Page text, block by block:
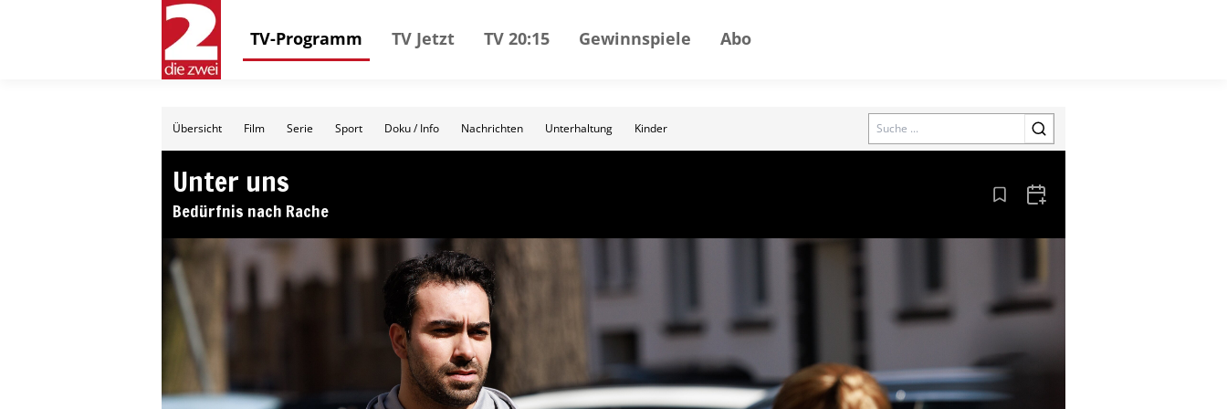
TV-Programm TV Jetzt TV 20:15 Gewinnspiele Abo
Übersicht Film Serie Sport Doku / Info Nachrichten Unterhaltung Kinder Search
Unter uns
Bedürfnis nach Rache Aus den Lesezeichen entfernen
Zum Kalender hinzufügen